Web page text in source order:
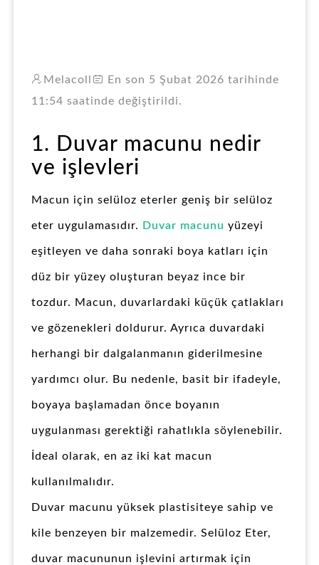
Melacoll
En son 5 Şubat 2026 tarihinde
11:54 saatinde değiştirildi.
1. Duvar macunu nedir
ve işlevleri
Macun için selüloz eterler geniş bir selüloz
eter uygulamasıdır. Duvar macunu yüzeyi
eşitleyen ve daha sonraki boya katları için
düz bir yüzey oluşturan beyaz ince bir
tozdur. Macun, duvarlardaki küçük çatlakları
ve gözenekleri doldurur. Ayrıca duvardaki
herhangi bir dalgalanmanın giderilmesine
yardımcı olur. Bu nedenle, basit bir ifadeyle,
boyaya başlamadan önce boyanın
uygulanması gerektiği rahatlıkla söylenebilir.
İdeal olarak, en az iki kat macun
kullanılmalıdır.
Duvar macunu yüksek plastisiteye sahip ve
kile benzeyen bir malzemedir. Selüloz Eter,
duvar macununun işlevini artırmak için